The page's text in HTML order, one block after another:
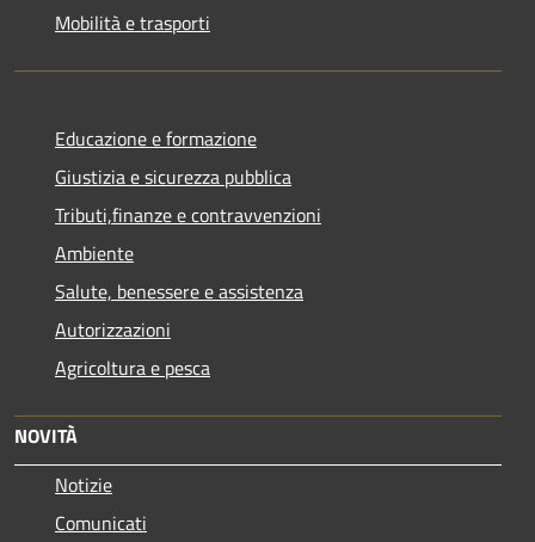
Mobilità e trasporti
Educazione e formazione
Giustizia e sicurezza pubblica
Tributi,finanze e contravvenzioni
Ambiente
Salute, benessere e assistenza
Autorizzazioni
Agricoltura e pesca
NOVITÀ
Notizie
Comunicati